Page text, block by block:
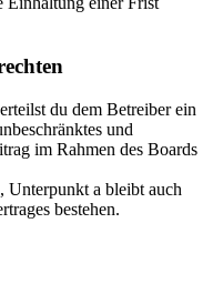
du dem Betreiber ein
und
im Rahmen des Boards
Unterpunkt a bleibt auch
bestehen.